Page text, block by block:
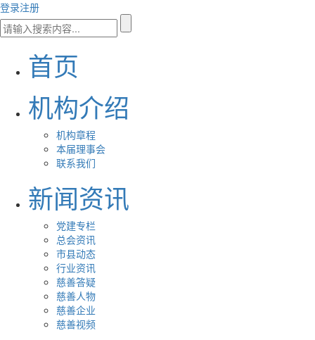
登录注册
首页
机构介绍
机构章程
本届理事会
联系我们
新闻资讯
党建专栏
总会资讯
市县动态
行业资讯
慈善答疑
慈善人物
慈善企业
慈善视频